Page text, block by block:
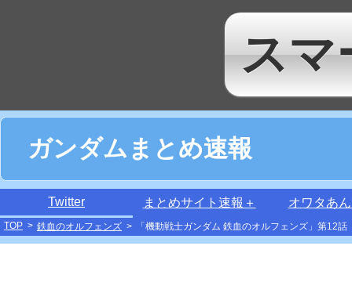
スマ
ガンダムまとめ速報
Twitter まとめサイト速報＋ オワタあ
TOP > 鉄血のオルフェンズ > 「機動戦士ガンダム 鉄血のオルフェンズ」第12